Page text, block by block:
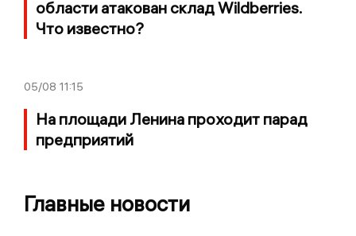
области атакован склад Wildberries.
Что известно?
05/08 11:15
На площади Ленина проходит парад
предприятий
Главные новости